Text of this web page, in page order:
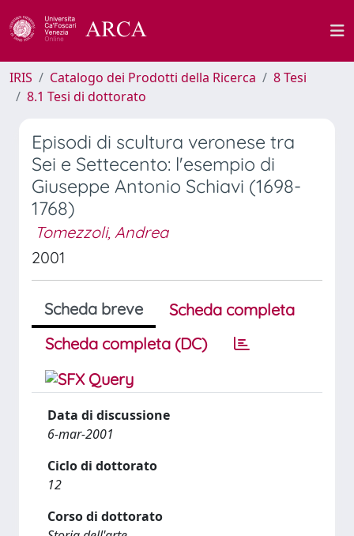
IRIS Catalogo dei Prodotti della Ricerca
8 Tesi
8.1 Tesi di dottorato
Episodi di scultura veronese tra
Sei e Settecento: l'esempio di
Giuseppe Antonio Schiavi (1698-
1768)
Tomezzoli, Andrea
2001
Scheda breve
Scheda completa
Scheda completa (DC)
Data di discussione
6-mar-2001
Ciclo di dottorato
12
Corso di dottorato